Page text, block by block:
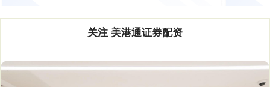
关注 美港通证券配资